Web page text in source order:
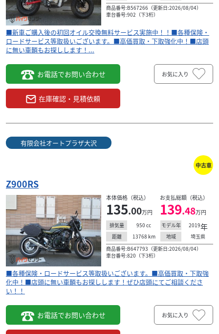
商品番号:B567266（更新日:2026/08/04）
車台番号:902（下3桁）
■新車ご購入後の初回オイル交換無料サービス実施中！！■各種保険・
ロードサービス等取扱いございます。■高価買取・下取強化中！■店頭
に無い車輌もお探しします！...
お電話でお問い合わせ
在庫確認・見積依頼
お気に入り
有限会社オートプラザ大沢
中古車
Z900RS
本体価格（税込）
135.00万円
お支払総額（税込）
139.48万円
排気量 950 cc モデル年 2019年
距離 13768 km 地域
埼玉県
商品番号:B647793（更新日:2026/08/04）
車台番号:820（下3桁）
■各種保険・ロードサービス等取扱いございます。■高価買取・下取強
化中！■店頭に無い車輌もお探しします！ぜひ店頭にてご相談くださ
い！！
お電話でお問い合わせ お気に入り